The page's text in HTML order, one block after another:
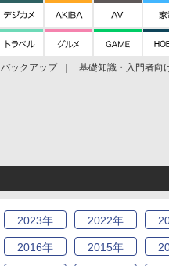
バックアップ 基礎知識・入門者向
2023年 2022年
2016年 2015年